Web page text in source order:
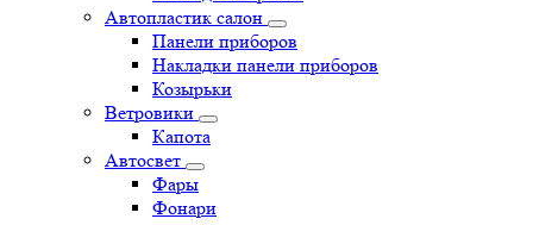
Автопластик салон
Панели приборов
Накладки панели приборов
Козырьки
Ветровики
Капота
Автосвет
Фары
Фонари